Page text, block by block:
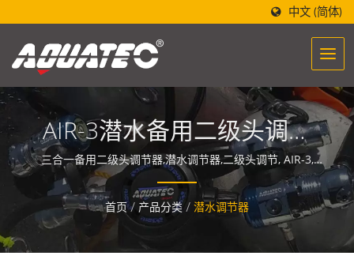
中文 (简体)
AIR-3潜水备用二级头调节
器/潜水充排气阀/潜水水下
蜂鸣器
三合一备用二级头调节器,潜水调节器,二级头调节, AIR-3,
AIR-300,潜水蜂鸣器/ 全球潜水设备王(潜水设备制造生产批
发)-世界潜水第一品牌「AQUATEC」，设计的潜水设备制造
酝酿着一股能量，让人们与海洋相遇与融合。
首页 / 产品分类 / 潜水调节器